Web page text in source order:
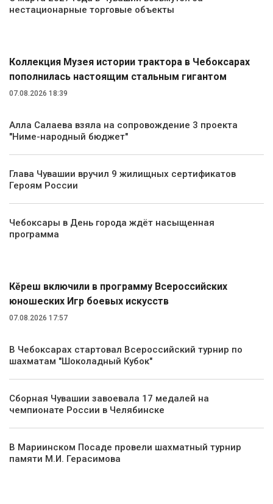
нестационарные торговые объекты
Коллекция Музея истории трактора в Чебоксарах
пополнилась настоящим стальным гигантом
07.08.2026 18:39
Алла Салаева взяла на сопровождение 3 проекта
"Ниме-народный бюджет"
Глава Чувашии вручил 9 жилищных сертификатов
Героям России
Чебоксары в День города ждёт насыщенная
программа
Кĕрешӳ включили в программу Всероссийских
юношеских Игр боевых искусств
07.08.2026 17:57
В Чебоксарах стартовал Всероссийский турнир по
шахматам "Шоколадный Кубок"
Сборная Чувашии завоевала 17 медалей на
чемпионате России в Челябинске
В Мариинском Посаде провели шахматный турнир
памяти М.И. Герасимова